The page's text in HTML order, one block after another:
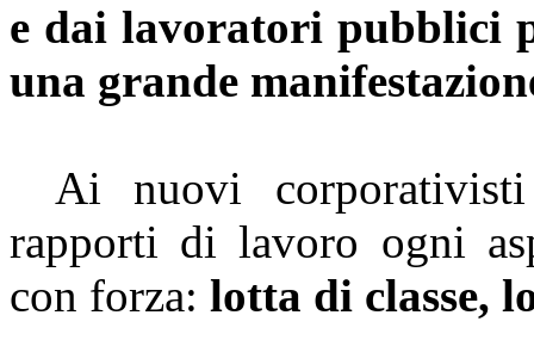
e dai lavoratori pubblici
una grande
Ai nuovi corporativisti
rapporti di lavoro ogni
con forza: lotta di classe,